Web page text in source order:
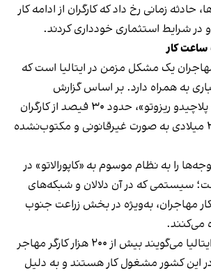
زمانی رخ داد که کارگران از ادامه کار
در شرایط استثماری خودداری کردند.
یک مشکل مزمن در ایتالیا است که
به همراه دارد. بر اساس گزارش
اندیشکده «دیده‌بان پلاچیدو ریزوتو»، حدود ۳۰ فیصد از کارگران
زراعتی در سال ۲۰۲۳ میلادی به صورت غیرقانونی و مکتوب‌نشده
را به نظام موسوم به «کاپورالاتو» در
سیستمی که در آن دلالان و شبکه‌های
کار مهاجران، به‌ویژه در بخش زراعت جنوب
می‌کنند.
اتحادیه‌های کارگری ایتالیا می‌گویند بیش از ۲۰۰ هزار کارگر مهاجر
این کشور مشغول کار هستند و به دلیل